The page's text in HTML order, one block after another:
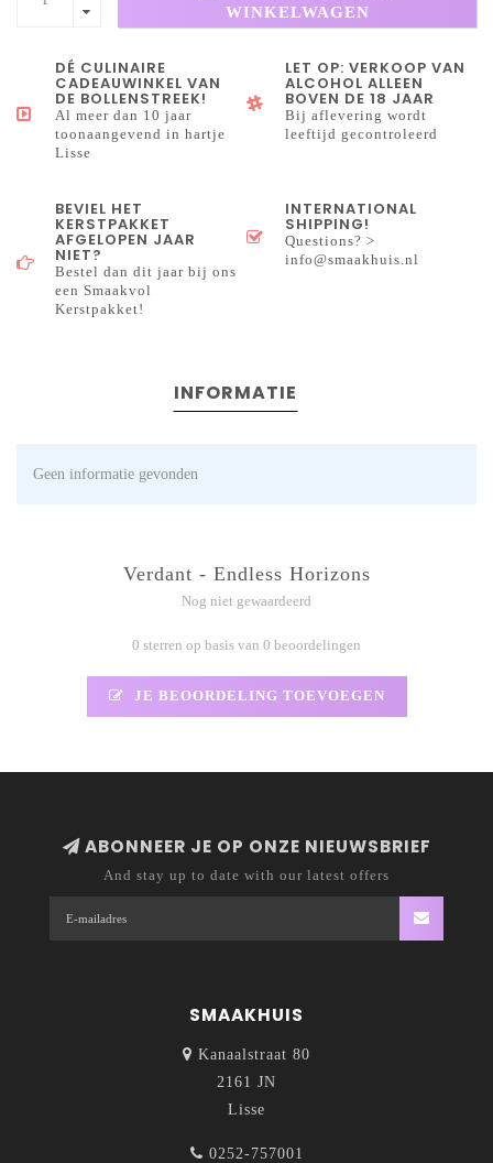
WINKELWAGEN
DÉ CULINAIRE
CADEAUWINKEL VAN
DE BOLLENSTREEK!
Al meer dan 10 jaar
toonaangevend in hartje
Lisse
LET OP: VERKOOP VAN
ALCOHOL ALLEEN
BOVEN DE 18 JAAR
Bij aflevering wordt
leeftijd gecontroleerd
BEVIEL HET
KERSTPAKKET
AFGELOPEN JAAR
NIET?
Bestel dan dit jaar bij ons
een Smaakvol
Kerstpakket!
INTERNATIONAL
SHIPPING!
Questions? >
info@smaakhuis.nl
INFORMATIE
Geen informatie gevonden
Verdant - Endless Horizons
Nog niet gewaardeerd
0 sterren op basis van 0 beoordelingen
JE BEOORDELING TOEVOEGEN
ABONNEER JE OP ONZE NIEUWSBRIEF
And stay up to date with our latest offers
SMAAKHUIS
Kanaalstraat 80
2161 JN
Lisse
0252-757001